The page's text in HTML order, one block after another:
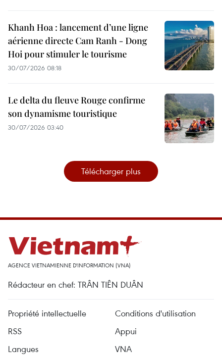
Khanh Hoa : lancement d’une ligne
aérienne directe Cam Ranh - Dong
Hoi pour stimuler le tourisme
30/07/2026 08:18
Le delta du fleuve Rouge confirme
son dynamisme touristique
30/07/2026 03:40
Télécharger plus
AGENCE VIETNAMIENNE D'INFORMATION (VNA)
Rédacteur en chef: TRÂN TIÊN DUÂN
Propriété intellectuelle
Conditions d'utilisation
RSS
Appui
Langues
VNA